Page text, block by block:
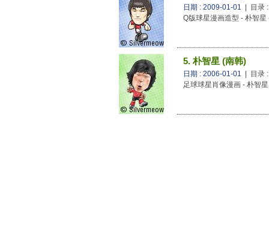
日期 : 2009-01-01 | 目录
Q版球星漫画造型 - 朴智星
5. 朴智星 (南韩)
日期 : 2006-01-01 | 目录
足球球星肖像漫画 - 朴智